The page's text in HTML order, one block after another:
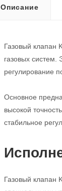
Описание
Газовый клапан
газовых
регулирование
Основное
высокой
стабильное
Газовый клапан